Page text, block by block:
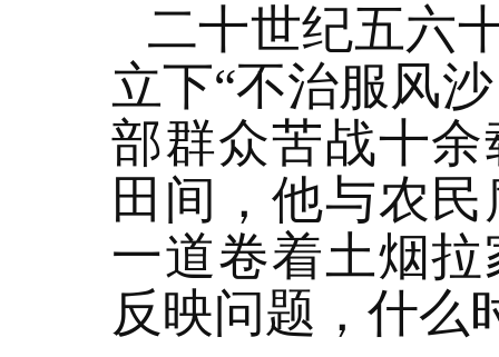
二十世纪五六
立下“不治服风
部群众苦战十
田间，他与农
一道卷着土烟
反映问题，什么